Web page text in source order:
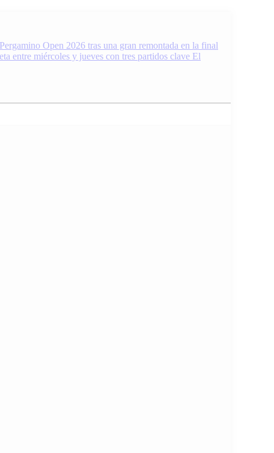
Open 2026 tras una gran remontada en la final
entre miércoles y jueves con tres partidos clave El